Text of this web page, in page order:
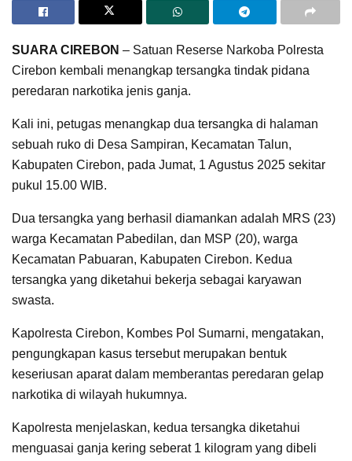
SUARA CIREBON – Satuan Reserse Narkoba Polresta
Cirebon kembali menangkap tersangka tindak pidana
peredaran narkotika jenis ganja.
Kali ini, petugas menangkap dua tersangka di halaman
sebuah ruko di Desa Sampiran, Kecamatan Talun,
Kabupaten Cirebon, pada Jumat, 1 Agustus 2025 sekitar
pukul 15.00 WIB.
Dua tersangka yang berhasil diamankan adalah MRS (23)
warga Kecamatan Pabedilan, dan MSP (20), warga
Kecamatan Pabuaran, Kabupaten Cirebon. Kedua
tersangka yang diketahui bekerja sebagai karyawan
swasta.
Kapolresta Cirebon, Kombes Pol Sumarni, mengatakan,
pengungkapan kasus tersebut merupakan bentuk
keseriusan aparat dalam memberantas peredaran gelap
narkotika di wilayah hukumnya.
Kapolresta menjelaskan, kedua tersangka diketahui
menguasai ganja kering seberat 1 kilogram yang dibeli